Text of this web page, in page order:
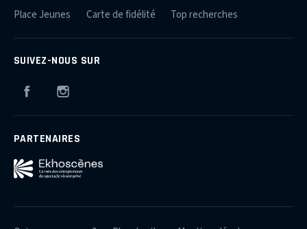
Place Jeunes
Carte de fidélité Top recherches
SUIVEZ-NOUS SUR
Facebook
PARTENAIRES